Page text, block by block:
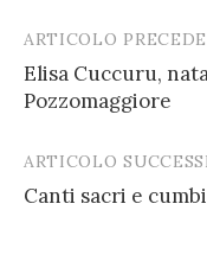
Post
navigation
ARTICOLO
Elisa Cuccuru,
Pozzomaggiore
ARTICOLO
Canti sacri e